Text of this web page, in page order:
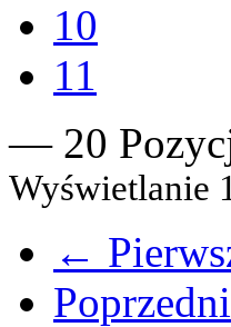
10
11
— 20
Wyświetlanie
←
Poprzedni